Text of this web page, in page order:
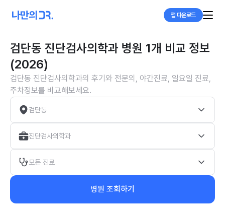
앱 다운로드
검단동 진단검사의학과 병원 1개 비교 정보
(2026)
검단동 진단검사의학과의 후기와 전문의, 야간진료, 일요일 진료,
주차정보를 비교해보세요.
검단동
진단검사의학과
모든 진료
병원 조회하기